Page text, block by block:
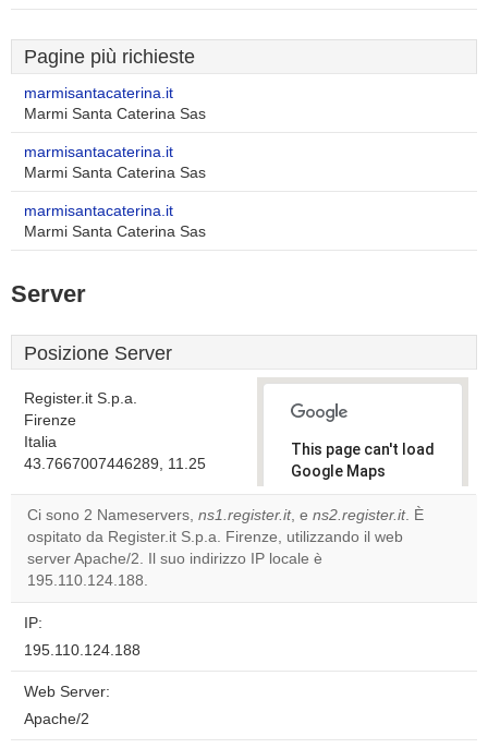
Pagine più richieste
marmisantacaterina.it
Marmi Santa Caterina Sas
marmisantacaterina.it
Marmi Santa Caterina Sas
marmisantacaterina.it
Marmi Santa Caterina Sas
Server
Posizione Server
Register.it S.p.a.
Firenze
Italia
43.7667007446289, 11.25
This page can't load
Google Maps
correctly.
Do you
own this
Ci sono 2 Nameservers, ns1.register.it, e ns2.register.it. È
ospitato da Register.it S.p.a. Firenze, utilizzando il web
server Apache/2. Il suo indirizzo IP locale è
195.110.124.188.
IP:
195.110.124.188
Web Server:
Apache/2